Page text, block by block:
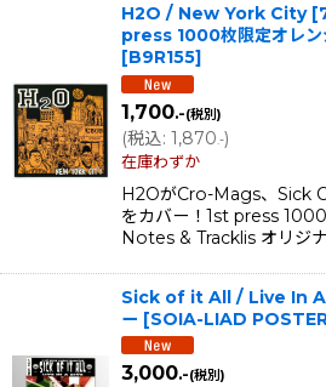
H2O / New York City
press 1000枚限定オレン
[B9R155]
1,700.-(税別)
(税込: 1,870.-)
在庫わずか
H2OがCro-Mags、Sick
をカバー！1st press
Notes & Tracklis オリジ
Sick of it All / Live In A
ー [SOIA-LIAD
3,000.-(税別)